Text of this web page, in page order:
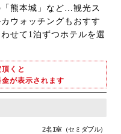
熊本城」など…観光ス
ウォッチングもおすす
せて1泊ずつホテルを選
くと
が表示されます
2名1室（セミダブル）